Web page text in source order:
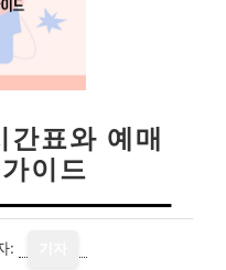
표와 예매
이드
: